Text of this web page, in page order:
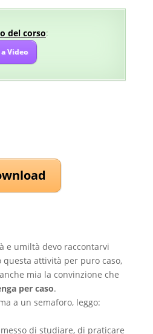
del corso:
a Video
e umiltà devo raccontarvi
questa attività per puro caso,
mia la convinzione che
per caso.
a un semaforo, leggo:
di studiare, di praticare